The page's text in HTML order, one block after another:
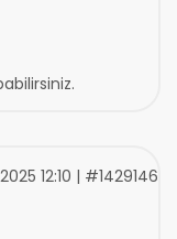
12:10 | #1429146